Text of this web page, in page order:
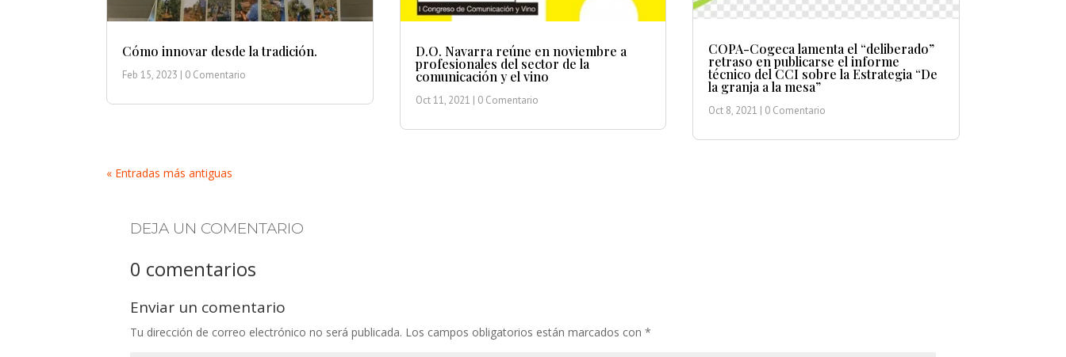
Cómo innovar desde la tradición.
Feb 15, 2023 | 0 Comentario
D.O. Navarra reúne en noviembre a
profesionales del sector de la
comunicación y el vino
Oct 11, 2021 | 0 Comentario
COPA-Cogeca lamenta el “deliberado”
retraso en publicarse el informe
técnico del CCI sobre la Estrategia “De
la granja a la mesa”
Oct 8, 2021 | 0 Comentario
« Entradas más antiguas
DEJA UN COMENTARIO
0 comentarios
Enviar un comentario
Tu dirección de correo electrónico no será publicada. Los campos obligatorios están marcados con*